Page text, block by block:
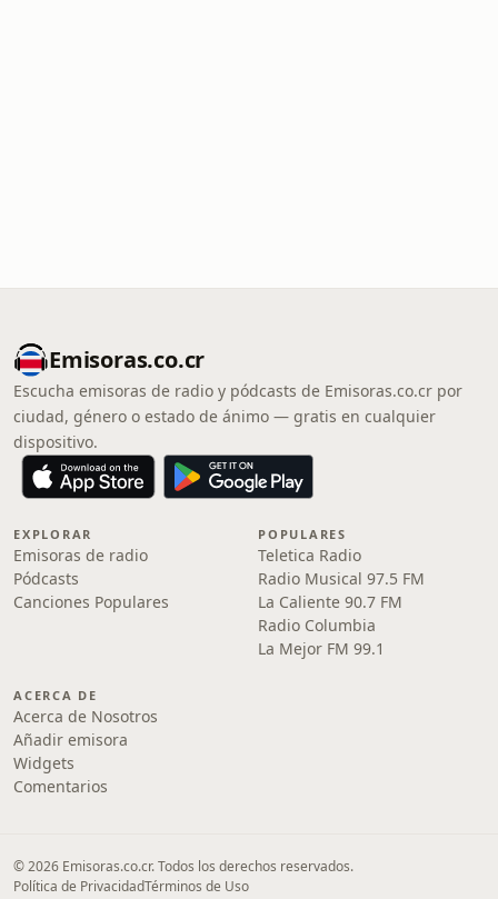
Emisoras.co.cr
Escucha emisoras de radio y pódcasts de Emisoras.co.cr por
ciudad, género o estado de ánimo — gratis en cualquier
dispositivo.
EXPLORAR
Emisoras de radio
Pódcasts
Canciones Populares
POPULARES
Teletica Radio
Radio Musical 97.5 FM
La Caliente 90.7 FM
Radio Columbia
La Mejor FM 99.1
ACERCA DE
Acerca de Nosotros
Añadir emisora
Widgets
Comentarios
© 2026 Emisoras.co.cr. Todos los derechos reservados.
Política de PrivacidadTérminos de Uso